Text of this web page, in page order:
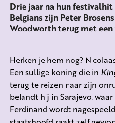
Drie jaar na hun
Belgians zijn Peter
Woodworth terug met een
Herken je hem nog?
Een sullige koning die in
terug te reizen naar zijn
belandt hij in Sarajevo,
Ferdinand wordt